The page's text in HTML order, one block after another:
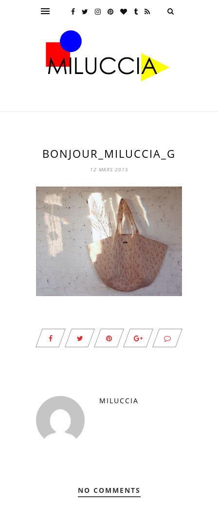
BONJOUR_MILUCCIA_G
12 MARS 2015
MILUCCIA
NO COMMENTS